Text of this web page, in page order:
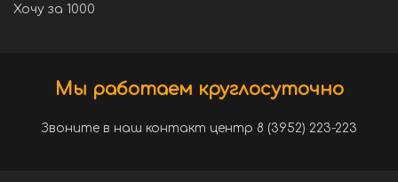
Хочу за 1000
Мы работаем круглосуточно
Звоните в наш контакт центр 8 (3952) 223-223